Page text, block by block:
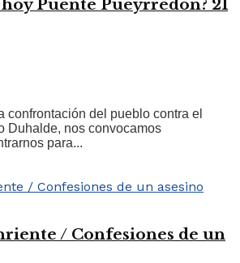
Puente Pueyrredón? 21
confrontación del pueblo contra el
Duhalde, nos convocamos
para...
/ Confesiones de un